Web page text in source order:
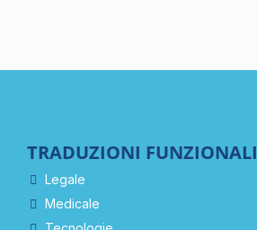
TRADUZIONI FUNZIONALI
Legale
Medicale